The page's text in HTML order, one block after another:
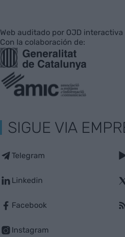
Web auditado por OJD interactiva
Con la colaboración de:
SIGUE VIA
Telegram
Linkedin
Facebook
Instagram